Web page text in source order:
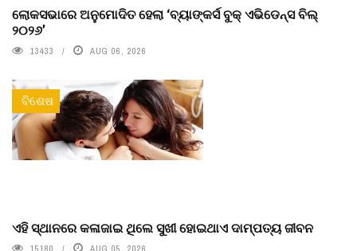
ଲୋକସଭାରେ ଅନୁମୋଦିତ ହେଲା ‘ବ୍ୟାଙ୍କର୍ସ ବୁକ୍ ଏଭିଡେନ୍ସ ବିଲ୍
୨୦୨୬’
13433 AUG 06, 2026
ବିଶେଷ
ଏହି ସ୍ଥାନରେ କଳାଜାଇ ଥିଲେ ସୁଖୀ ହୋଇଥାଏ ଦାମ୍ପତ୍ୟ ଜୀବନ
15180 AUG 05, 2026